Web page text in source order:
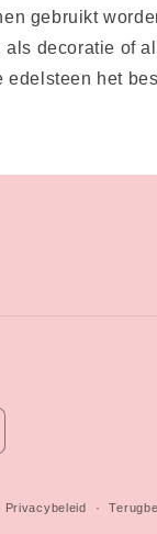
gebruikt
decoratie of
edelsteen het
Privacybeleid